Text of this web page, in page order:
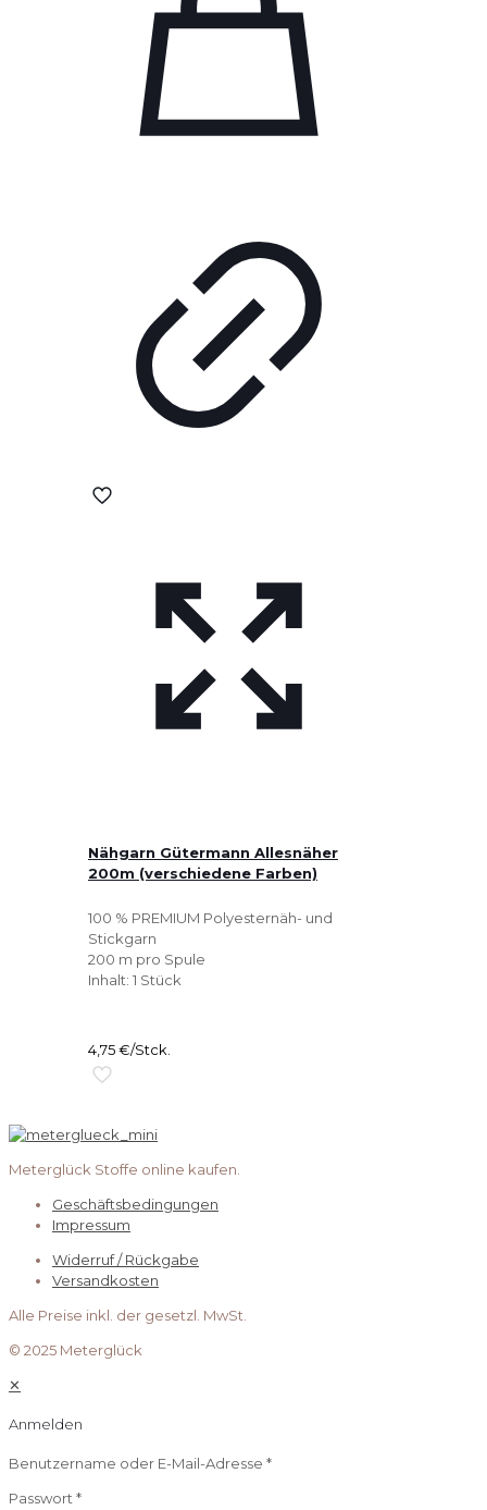
Nähgarn Gütermann Allesnäher
200m (verschiedene Farben)
100 % PREMIUM Polyesternäh- und
Stickgarn
200 m pro Spule
Inhalt: 1 Stück
4,75€/Stck.
Meterglück Stoffe online kaufen.
Geschäftsbedingungen
Impressum
Widerruf / Rückgabe
Versandkosten
Alle Preise inkl. der gesetzl. MwSt.
© 2025 Meterglück
✕
Anmelden
Benutzername oder E-Mail-Adresse *
Passwort*